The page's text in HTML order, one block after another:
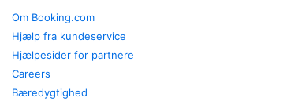
Om Booking.com
Hjælp fra kundeservice
Hjælpesider for partnere
Careers
Bæredygtighed